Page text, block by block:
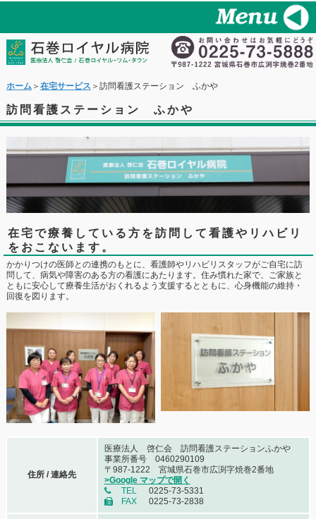
ホーム＞ 在宅サービス ＞訪問看護ステーション ふかや
訪問看護ステーション ふかや
在宅で療養している方を訪問して看護やリハビリ
をおこないます。
かかりつけの医師との連携のもとに、看護師やリハビリスタッフがご自宅に訪
問して、病気や障害のある方の看護にあたります。住み慣れた家で、ご家族と
ともに安心して療養生活がおくれるよう支援するとともに、心身機能の維持・
回復を図ります。
住所 / 連絡先
医療法人 啓仁会 訪問看護ステーションふかや
事業所番号 0460290109
〒987-1222 宮城県石巻市広渕字焼巻2番地
>Google マップで開く
TEL
0225-73-5331
FAX
0225-73-2838